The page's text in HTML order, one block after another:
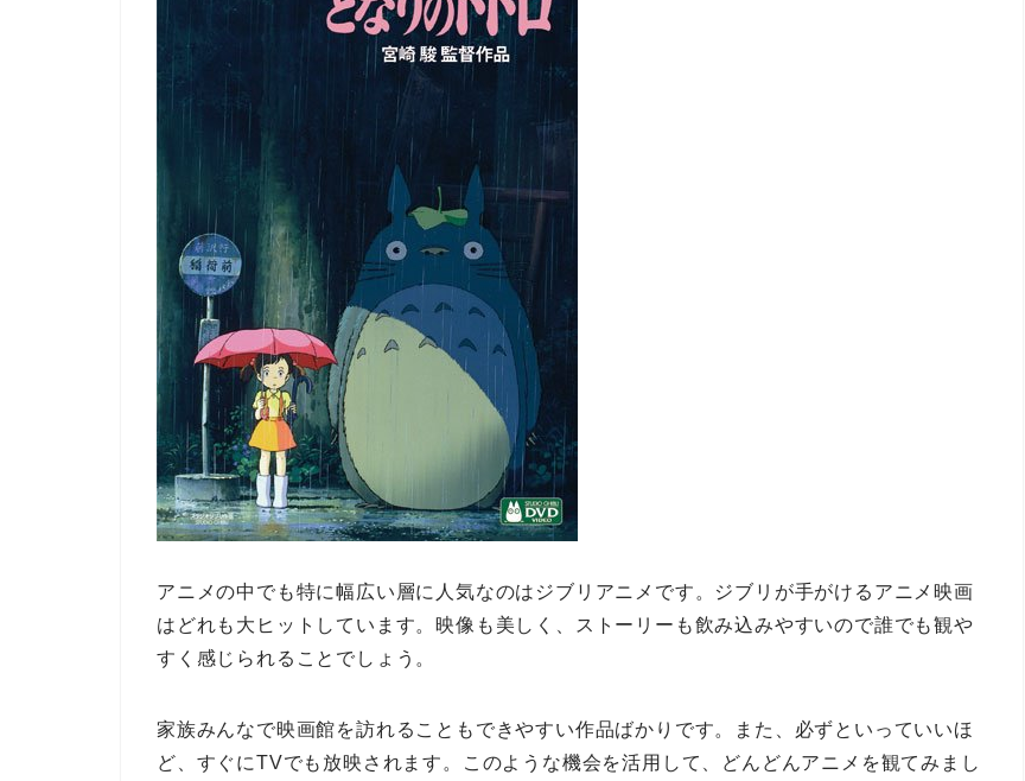
アニメの中でも特に幅広い層に人気なのはジブリアニメです。ジブリが手がけるアニメ映画
はどれも大ヒットしています。映像も美しく、ストーリーも飲み込みやすいので誰でも観や
すく感じられることでしょう。
家族みんなで映画館を訪れることもできやすい作品ばかりです。また、必ずといっていいほ
ど、すぐにTVでも放映されます。このような機会を活用して、どんどんアニメを観てみまし